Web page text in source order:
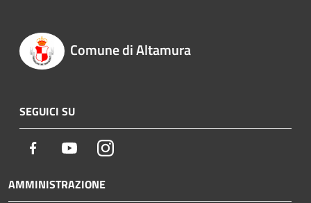
Comune di Altamura
SEGUICI SU
Facebook YoutubeInstagram
AMMINISTRAZIONE